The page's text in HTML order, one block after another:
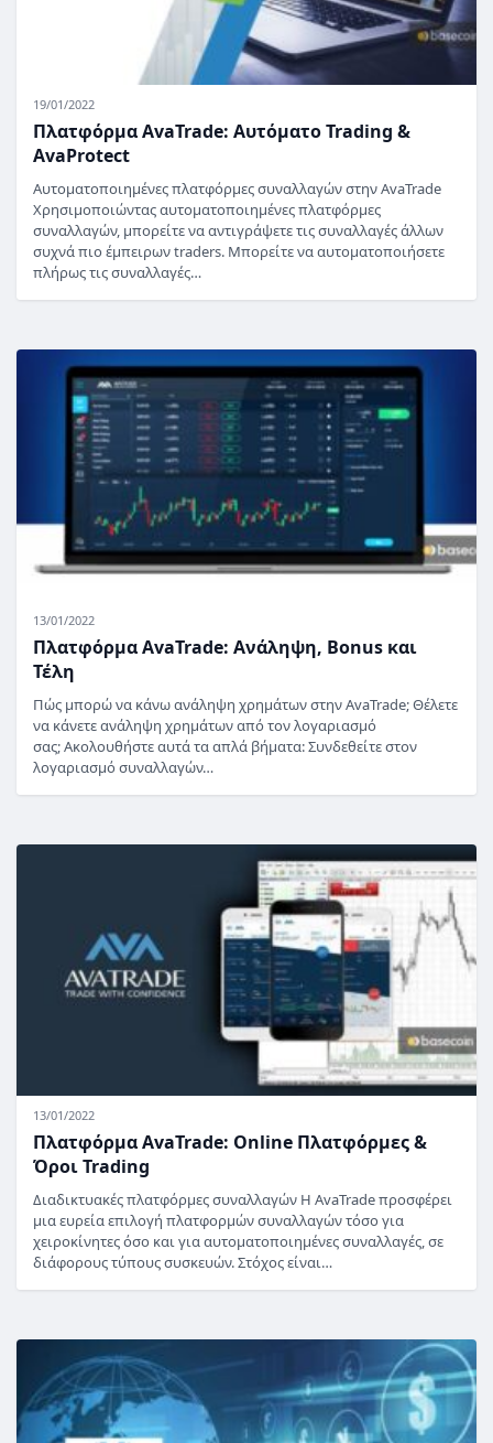
19/01/2022
Πλατφόρμα AvaTrade: Αυτόματο Trading &
AvaProtect
Αυτοματοποιημένες πλατφόρμες συναλλαγών στην AvaTrade
Χρησιμοποιώντας αυτοματοποιημένες πλατφόρμες
συναλλαγών, μπορείτε να αντιγράψετε τις συναλλαγές άλλων
συχνά πιο έμπειρων traders. Μπορείτε να αυτοματοποιήσετε
πλήρως τις συναλλαγές…
13/01/2022
Πλατφόρμα AvaTrade: Ανάληψη, Bonus και
Τέλη
Πώς μπορώ να κάνω ανάληψη χρημάτων στην AvaTrade; Θέλετε
να κάνετε ανάληψη χρημάτων από τον λογαριασμό
σας; Ακολουθήστε αυτά τα απλά βήματα: Συνδεθείτε στον
λογαριασμό συναλλαγών…
13/01/2022
Πλατφόρμα AvaTrade: Online Πλατφόρμες &
Όροι Trading
Διαδικτυακές πλατφόρμες συναλλαγών H AvaTrade προσφέρει
μια ευρεία επιλογή πλατφορμών συναλλαγών τόσο για
χειροκίνητες όσο και για αυτοματοποιημένες συναλλαγές, σε
διάφορους τύπους συσκευών. Στόχος είναι…